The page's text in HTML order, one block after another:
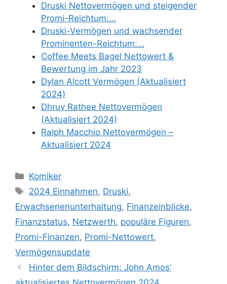
Druski Nettovermögen und steigender
Promi-Reichtum:…
Druski-Vermögen und wachsender
Prominenten-Reichtum:…
Coffee Meets Bagel Nettowert &
Bewertung im Jahr 2023
Dylan Alcott Vermögen (Aktualisiert
2024)
Dhruv Rathee Nettovermögen
(Aktualisiert 2024)
Ralph Macchio Nettovermögen –
Aktualisiert 2024
Categories
Komiker
Tags
2024 Einnahmen, Druski,
Erwachsenenunterhaltung, Finanzeinblicke,
Finanzstatus, Netzwerth, populäre Figuren,
Promi-Finanzen, Promi-Nettowert,
Vermögensupdate
Hinter dem Bildschirm: John Amos’